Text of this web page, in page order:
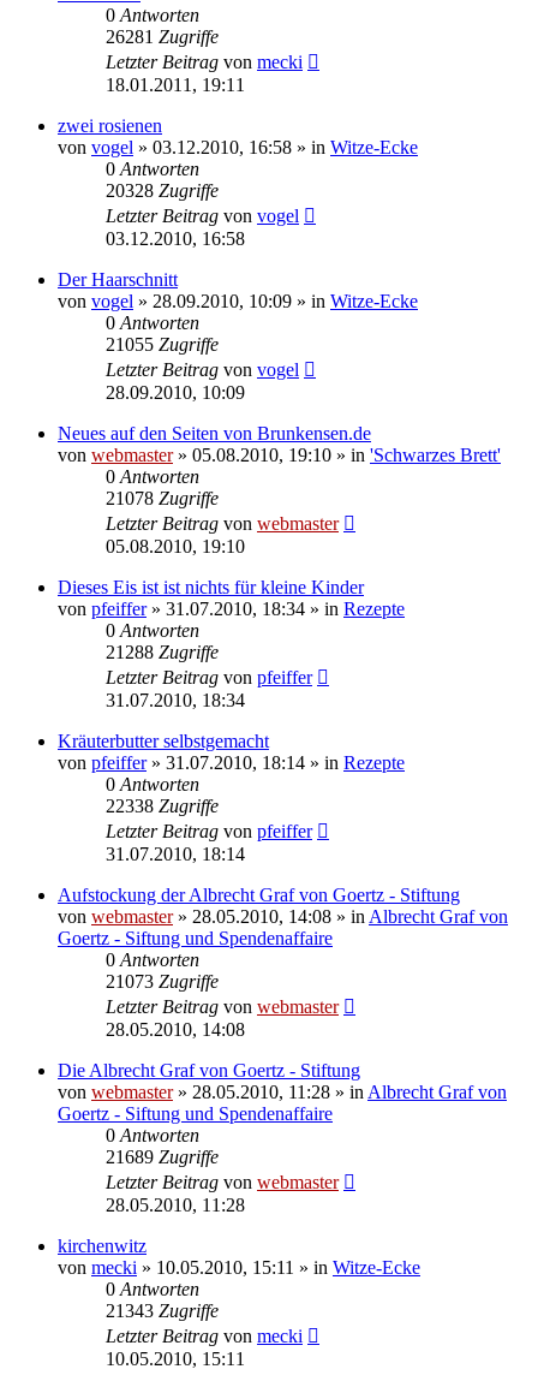
0 Antworten
26281 Zugriffe
Letzter Beitrag von mecki
18.01.2011, 19:11
zwei rosienen
von vogel » 03.12.2010, 16:58 » in Witze-Ecke
0 Antworten
20328 Zugriffe
Letzter Beitrag von vogel
03.12.2010, 16:58
Der Haarschnitt
von vogel » 28.09.2010, 10:09 » in Witze-Ecke
0 Antworten
21055 Zugriffe
Letzter Beitrag von vogel
28.09.2010, 10:09
Neues auf den Seiten von Brunkensen.de
von webmaster» 05.08.2010, 19:10 » in 'Schwarzes Brett'
0 Antworten
21078 Zugriffe
Letzter Beitrag von webmaster
05.08.2010, 19:10
Dieses Eis ist ist nichts für kleine Kinder
von pfeiffer» 31.07.2010, 18:34 » in Rezepte
0 Antworten
21288 Zugriffe
Letzter Beitrag von pfeiffer
31.07.2010, 18:34
Kräuterbutter selbstgemacht
von pfeiffer» 31.07.2010, 18:14 » in Rezepte
0 Antworten
22338 Zugriffe
Letzter Beitrag von pfeiffer
31.07.2010, 18:14
Aufstockung der Albrecht Graf von Goertz - Stiftung
von webmaster» 28.05.2010, 14:08 » in Albrecht Graf von
Goertz - Siftung und Spendenaffaire
0 Antworten
21073 Zugriffe
Letzter Beitrag von webmaster
28.05.2010, 14:08
Die Albrecht Graf von Goertz - Stiftung
von webmaster» 28.05.2010, 11:28 » in Albrecht Graf von
Goertz - Siftung und Spendenaffaire
0 Antworten
21689 Zugriffe
Letzter Beitrag von webmaster
28.05.2010, 11:28
kirchenwitz
von mecki » 10.05.2010, 15:11 » in Witze-Ecke
0 Antworten
21343 Zugriffe
Letzter Beitrag von mecki
10.05.2010, 15:11